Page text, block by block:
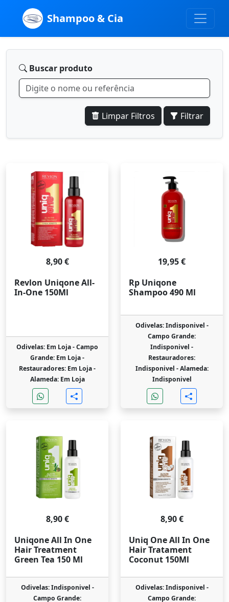
Shampoo & Cia
Buscar produto
Limpar Filtros Filtrar
8,90 €
Revlon Uniqone All-
In-One 150Ml
Odivelas: Em Loja -Campo
Grande: Em Loja -
Restauradores: Em Loja -
Alameda: Em Loja
19,95 €
Rp Uniqone
Shampoo 490 Ml
Odivelas: Indisponivel -
Campo Grande:
Indisponivel -
Restauradores:
Indisponivel -Alameda:
Indisponivel
8,90 €
Uniqone All In One
Hair Treatment
Green Tea 150 Ml
Odivelas: Indisponivel -
Campo Grande:
8,90 €
Uniq One All In One
Hair Tratament
Coconut 150Ml
Odivelas: Indisponivel -
Campo Grande: